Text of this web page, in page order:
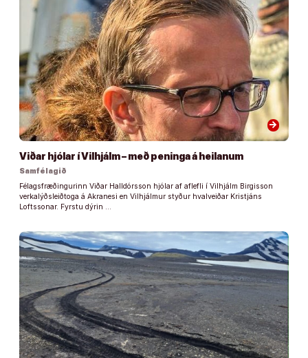
arrow_forward
Viðar hjólar í Vilhjálm – með peninga á heilanum
Samfélagið
Félagsfræðingurinn Viðar Halldórsson hjólar af aflefli í Vilhjálm Birgisson
verkalýðsleiðtoga á Akranesi en Vilhjálmur styður hvalveiðar Kristjáns
Loftssonar. Fyrstu dýrin …